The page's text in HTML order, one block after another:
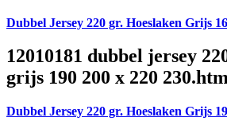
Dubbel Jersey 220 gr. Hoeslaken Grijs
12010181 dubbel jersey
grijs 190 200 x 220
Dubbel Jersey 220 gr. Hoeslaken Grijs